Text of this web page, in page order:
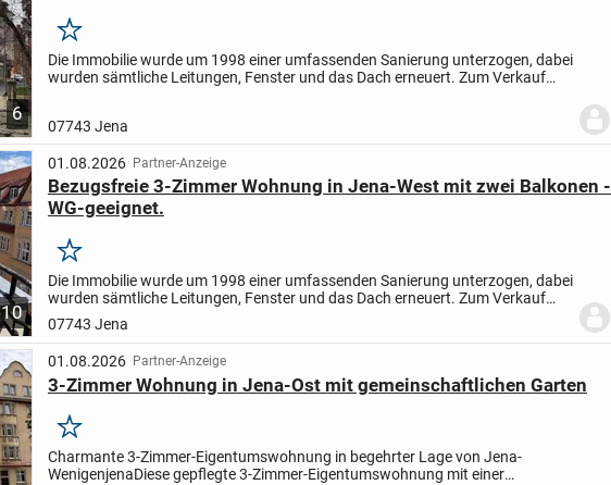
6
Merken
Die Immobilie wurde um 1998 einer umfassenden Sanierung unterzogen, dabei
wurden sämtliche Leitungen, Fenster und das Dach erneuert. Zum Verkauf
07743 Jena
10
01.08.2026 Partner-Anzeige
Bezugsfreie 3-Zimmer Wohnung in Jena-West mit zwei Balkonen -
WG-geeignet.
Merken
Die Immobilie wurde um 1998 einer umfassenden Sanierung unterzogen, dabei
wurden sämtliche Leitungen, Fenster und das Dach erneuert. Zum Verkauf
steht eine Wohnung im 3.Obergeschoss. Diese Wohnung...
07743 Jena
01.08.2026 Partner-Anzeige
3-Zimmer Wohnung in Jena-Ost mit gemeinschaftlichen Garten
Merken
Charmante 3-Zimmer-Eigentumswohnung in begehrter Lage von Jena-
WenigenjenaDiese gepflegte 3-Zimmer-Eigentumswohnung mit einer